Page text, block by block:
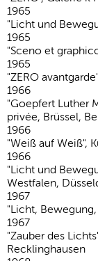
1965
"Licht und
1965
"Sceno et
1965
"ZERO
1966
"Goepfert Luther
privée, Brüssel,
1966
"Weiß auf Weiß",
1966
"Licht und
Westfalen,
1967
"Licht,
1967
"Zauber des
Recklinghausen